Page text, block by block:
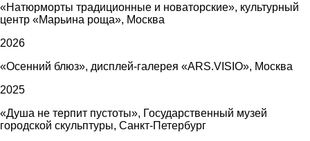
«Натюрморты традиционные и новаторские», культурный
центр «Марьина роща», Москва
2026
«Осенний блюз», дисплей-галерея «ARS.VISIO», Москва
2025
«Душа не терпит пустоты», Государственный музей
городской скульптуры, Санкт-Петербург